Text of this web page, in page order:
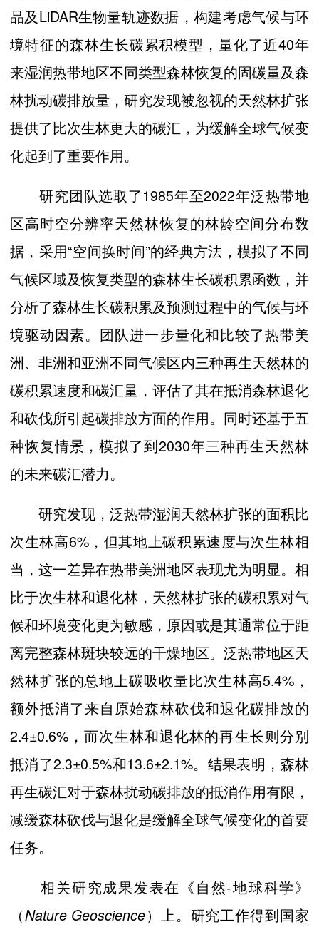
品及LiDAR生物量轨迹数据，构建考虑气候与环
境特征的森林生长碳累积模型，量化了近40年
来湿润热带地区不同类型森林恢复的固碳量及森
林扰动碳排放量，研究发现被忽视的天然林扩张
提供了比次生林更大的碳汇，为缓解全球气候变
化起到了重要作用。
研究团队选取了1985年至2022年泛热带地
区高时空分辨率天然林恢复的林龄空间分布数
据，采用“空间换时间”的经典方法，模拟了不同
气候区域及恢复类型的森林生长碳积累函数，并
分析了森林生长碳积累及预测过程中的气候与环
境驱动因素。团队进一步量化和比较了热带美
洲、非洲和亚洲不同气候区内三种再生天然林的
碳积累速度和碳汇量，评估了其在抵消森林退化
和砍伐所引起碳排放方面的作用。同时还基于五
种恢复情景，模拟了到2030年三种再生天然林
的未来碳汇潜力。
研究发现，泛热带湿润天然林扩张的面积比
次生林高6%，但其地上碳积累速度与次生林相
当，这一差异在热带美洲地区表现尤为明显。相
比于次生林和退化林，天然林扩张的碳积累对气
候和环境变化更为敏感，原因或是其通常位于距
离完整森林斑块较远的干燥地区。泛热带地区天
然林扩张的总地上碳吸收量比次生林高5.4%，
额外抵消了来自原始森林砍伐和退化碳排放的
2.4±0.6%，而次生林和退化林的再生长则分别
抵消了2.3±0.5%和13.6±2.1%。结果表明，森林
再生碳汇对于森林扰动碳排放的抵消作用有限，
减缓森林砍伐与退化是缓解全球气候变化的首要
任务。
相关研究成果发表在《自然-地球科学》
（Nature Geoscience）上。研究工作得到国家